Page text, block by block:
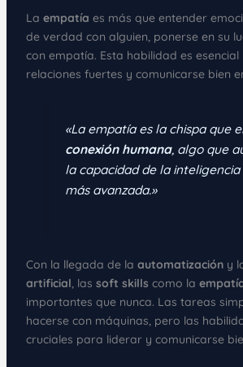
La empatía es más que entender
de verdad con alguien, ponerse en su
con empatía. Esta habilidad es
relaciones fuertes y comunicarse bien
«La empatíaes la chispa que
conexión humana, algo que
la capacidad de la
más avanzada.»
Con la llegada de la automatizacióny
artificial, las soft skills como la
importantes que nunca. Las tareas
hacerse con máquinas, pero las
cruciales para liderar y comunicarse